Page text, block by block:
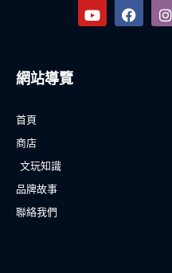
網站導覽
首頁
商店
文玩知識
品牌故事
聯絡我們